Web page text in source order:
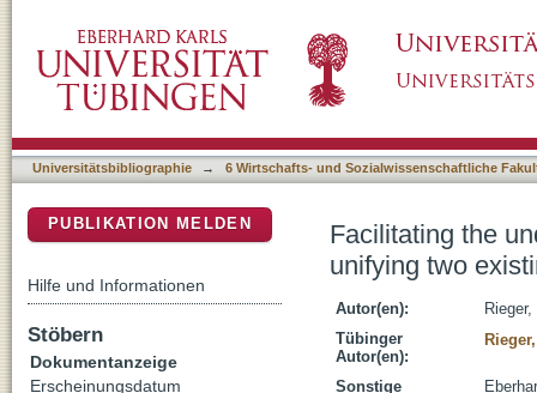
Universitätsbibliographie → 6 Wirtschafts- und Sozialwissenschaftliche
Facilitating the
unifying two
Autor(en):
Tübinger
Autor(en):
Sonstige
PUBLIKATION MELDEN
Hilfe und Informationen
Stöbern
Dokumentanzeige
Erscheinungsdatum